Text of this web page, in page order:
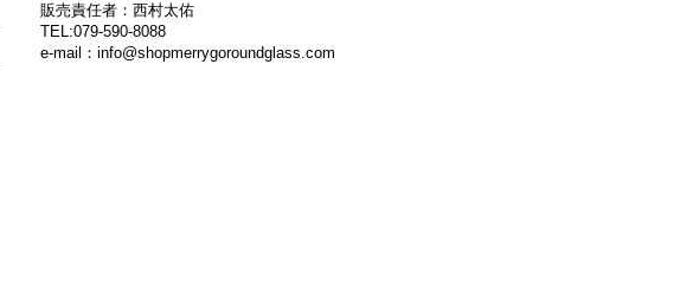
販売責任者：西村太佑
TEL:079-590-8088
e-mail：info@shopmerrygoroundglass.com